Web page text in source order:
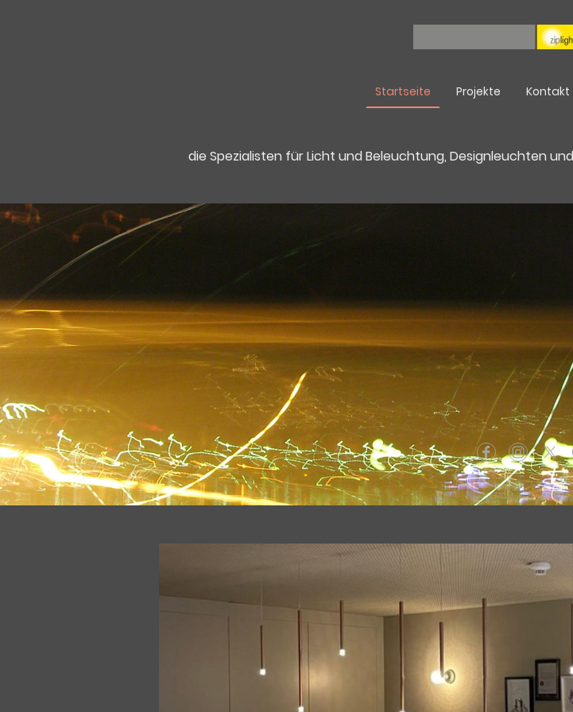
Startseite Projekte Kontakt
die Spezialisten für Licht und Beleuchtung, Designleuchten